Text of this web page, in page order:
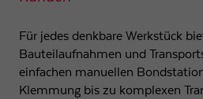
Für jedes denkbare Werkstück
Bauteilaufnahmen und
einfachen manuellen
Klemmung bis zu komplexen
Name
Anbieter F & K DELVOTEC
Laufzeit 2 Jahre
Registriert eine
Externe Inhalte
Wir verwenden auf unserer Website
Informationen anzubieten.